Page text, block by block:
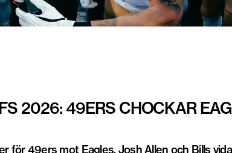
2026: 49ERS CHOCKAR
för 49ers mot Eagles, Josh Allen och Bills